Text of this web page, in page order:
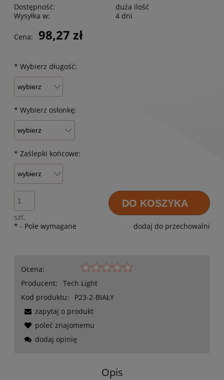
Dostępność:
duża ilość
Wysyłka w:
4 dni
Cena: 98,27 zł
* Wybierz długość:
* Wybierz osłonkę:
* Zaślepki końcowe:
szt.
DO KOSZYKA
dodaj do przechowalni
* - Pole wymagane
Ocena:
Producent:
Tech Light
Kod produktu:
P23-2-BIAŁY
zapytaj o produkt
poleć znajomemu
dodaj opinię
Opis